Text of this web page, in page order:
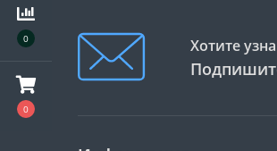
0
0
Хотите